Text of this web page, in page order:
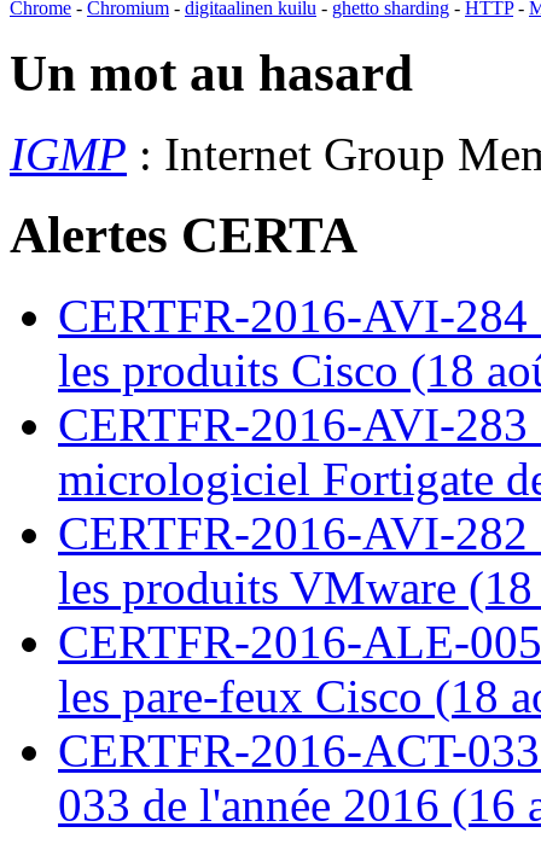
Chrome - Chromium - digitaalinen kuilu - ghetto sharding - HTTP-
Un mot au hasard
IGMP : Internet Group
Alertes CERTA
CERTFR-2016-AVI-
les produits Cisco (18
CERTFR-2016-AVI-
micrologiciel Fortigate
CERTFR-2016-AVI-
les produits VMware
CERTFR-2016-ALE-
les pare-feux Cisco (18
CERTFR-2016-ACT-
033 de l'année 2016 (16